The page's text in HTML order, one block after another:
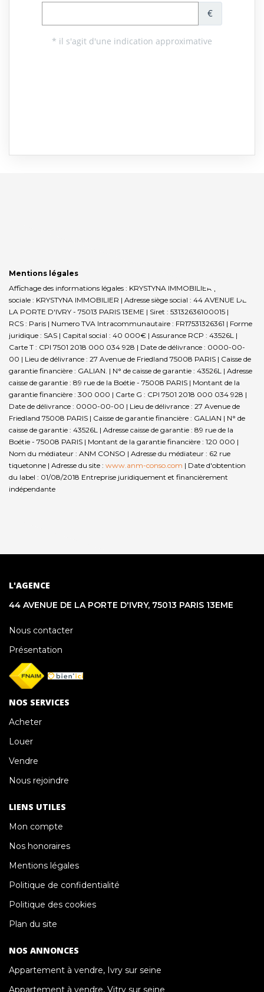
Mentions légales
Affichage des informations légales : KRYSTYNA IMMOBILIER | Raison
sociale : KRYSTYNA IMMOBILIER | Adresse siège social : 44 AVENUE DE
LA PORTE D'IVRY - 75013 PARIS 13EME | Siret : 53132636100015 |
RCS : Paris | Numero TVA Intracommunautaire : FR17531326361 | Forme
juridique : SAS | Capital social : 40 000€ | Assurance RCP : 43526L |
Carte T : CPI 7501 2018 000 034 928 | Date de délivrance : 0000-00-
00 | Lieu de délivrance : 27 Avenue de Friedland 75008 PARIS | Caisse de
garantie financière : GALIAN. | N° de caisse de garantie : 43526L | Adresse
caisse de garantie : 89 rue de la Boétie - 75008 PARIS | Montant de la
garantie financière : 300 000 | Carte G : CPI 7501 2018 000 034 928 |
Date de délivrance : 0000-00-00 | Lieu de délivrance : 27 Avenue de
Friedland 75008 PARIS | Caisse de garantie financière : GALIAN | N° de
caisse de garantie : 43526L | Adresse caisse de garantie : 89 rue de la
Boétie - 75008 PARIS | Montant de la garantie financière : 120 000 |
Nom du médiateur : ANM CONSO | Adresse du médiateur : 62 rue
tiquetonne | Adresse du site : www.anm-conso.com | Date d'obtention
du label : 01/08/2018 Entreprise juridiquement et financièrement
indépendante
L'AGENCE
44 AVENUE DE LA PORTE D'IVRY, 75013 PARIS 13EME
Nous contacter
Présentation
NOS SERVICES
Acheter
Louer
Vendre
Nous rejoindre
LIENS UTILES
Mon compte
Nos honoraires
Mentions légales
Politique de confidentialité
Politique des cookies
Plan du site
NOS ANNONCES
Appartement à vendre, Ivry sur seine
Appartement à vendre, Vitry sur seine